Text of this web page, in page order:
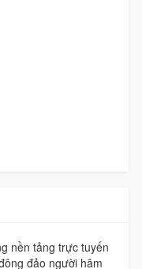
nền tảng trực tuyến
đảo người hâm